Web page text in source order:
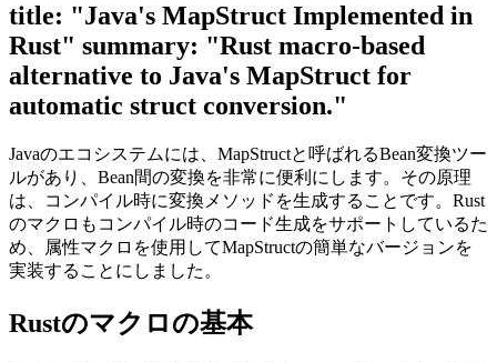
title: "Java's MapStruct Implemented in
Rust" summary: "Rust macro-based
alternative to Java's MapStruct for
automatic struct conversion."
Javaのエコシステムには、MapStructと呼ばれるBean変換ツー
ルがあり、Bean間の変換を非常に便利にします。その原理
は、コンパイル時に変換メソッドを生成することです。Rust
のマクロもコンパイル時のコード生成をサポートしているた
め、属性マクロを使用してMapStructの簡単なバージョンを
実装することにしました。
Rustのマクロの基本